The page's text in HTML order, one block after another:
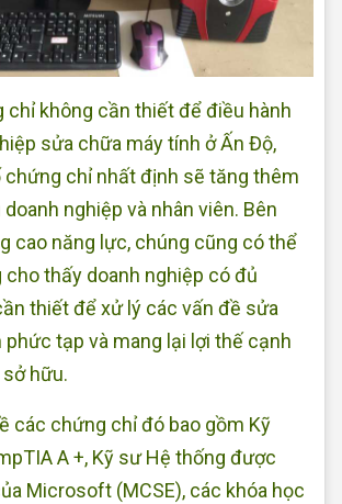
chỉ không cần thiết để điều hành
sửa chữa máy tính ở Ấn Độ,
chỉ nhất định sẽ tăng thêm
nghiệp và nhân viên. Bên
cao năng lực, chúng cũng có thể
cho thấy doanh nghiệp có đủ
thiết để xử lý các vấn đề sửa
phức tạp và mang lại lợi thế cạnh
hữu.
các chứng chỉ đó bao gồm Kỹ
A +, Kỹ sư Hệ thống được
Microsoft (MCSE), các khóa học